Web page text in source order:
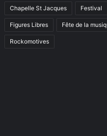
Chapelle St Jacques Festival
Figures Libres Fête de la
Rockomotives